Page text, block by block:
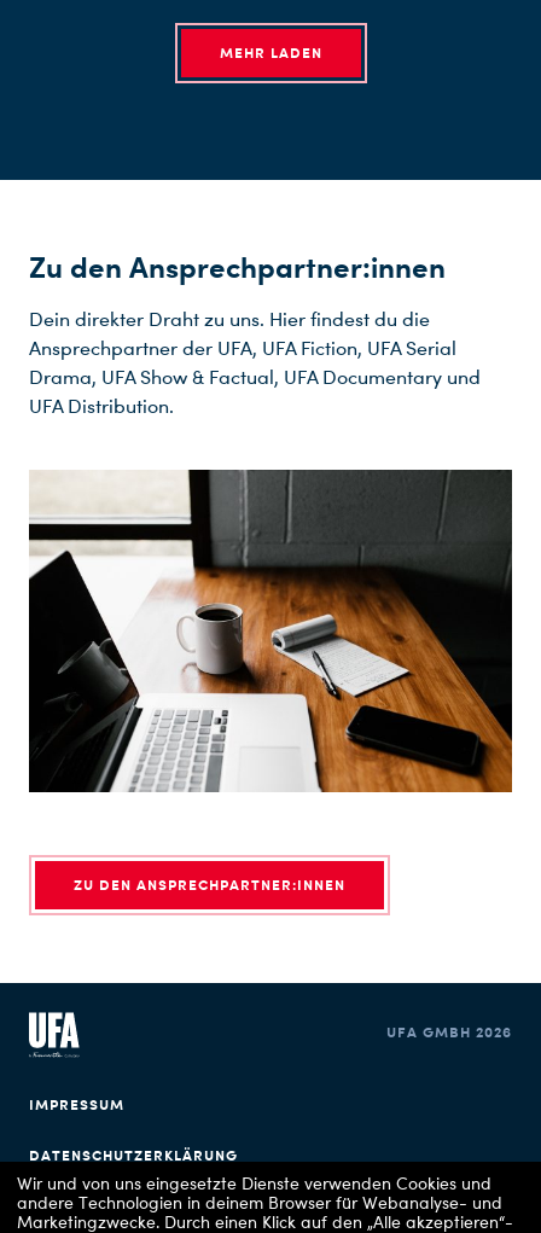
MEHR LADEN
Zu den Ansprechpartner:innen
Dein direkter Draht zu uns. Hier findest du die
Ansprechpartner der UFA, UFA Fiction, UFA Serial
Drama, UFA Show & Factual, UFA Documentary und
UFA Distribution.
ZU DEN ANSPRECHPARTNER:INNEN
IMPRESSUM
DATENSCHUTZERKLÄRUNG
COOKIE EINSTELLUNGEN
UFA GMBH 2026
Wir und von uns eingesetzte Dienste verwenden Cookies und
andere Technologien in deinem Browser für Webanalyse- und
Marketingzwecke. Durch einen Klick auf den „Alle akzeptieren“-